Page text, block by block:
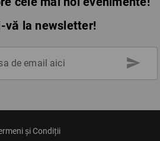
vă la newsletter!
de email aici send
și Condiții